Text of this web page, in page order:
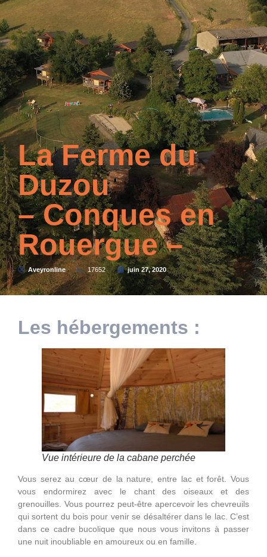
La Ferme du
Duzou
– Conques en
Rouergue –
Aveyronline 17652 juin 27, 2020
Les hébergements :
Vue intérieure de la cabane perchée
Vous serez au cœur de la nature, entre lac et forêt. Vous
vous endormirez avec le chant des oiseaux et des
grenouilles. Vous pourrez peut-être apercevoir les chevreuils
qui sortent du bois pour venir se désaltérer dans le lac. C’est
dans ce cadre bucolique que nous vous invitons à passer
une nuit inoubliable en amoureux ou en famille.